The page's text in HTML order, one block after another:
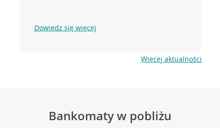
Dowiedz się więcej
Więcej aktualności
Bankomaty w pobliżu